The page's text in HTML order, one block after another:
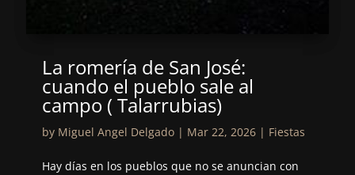
La romería de San José:
cuando el pueblo sale al
campo ( Talarrubias)
by Miguel Angel Delgado| Mar 22, 2026| Fiestas
Hay días en los pueblos que no se anuncian con